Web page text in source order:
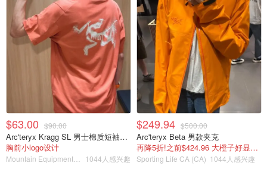
$63.00 $90.00
Arc'teryx Kragg SL 男士棉质短袖T恤
胸前小logo设计
1044人感兴趣
$249.94 $500.00
Arc'teryx Beta 男款夹克
再降5折!之前$424.96 大橙子好显白 蹲补
Sporting Life CA (CA) 1044人感兴趣